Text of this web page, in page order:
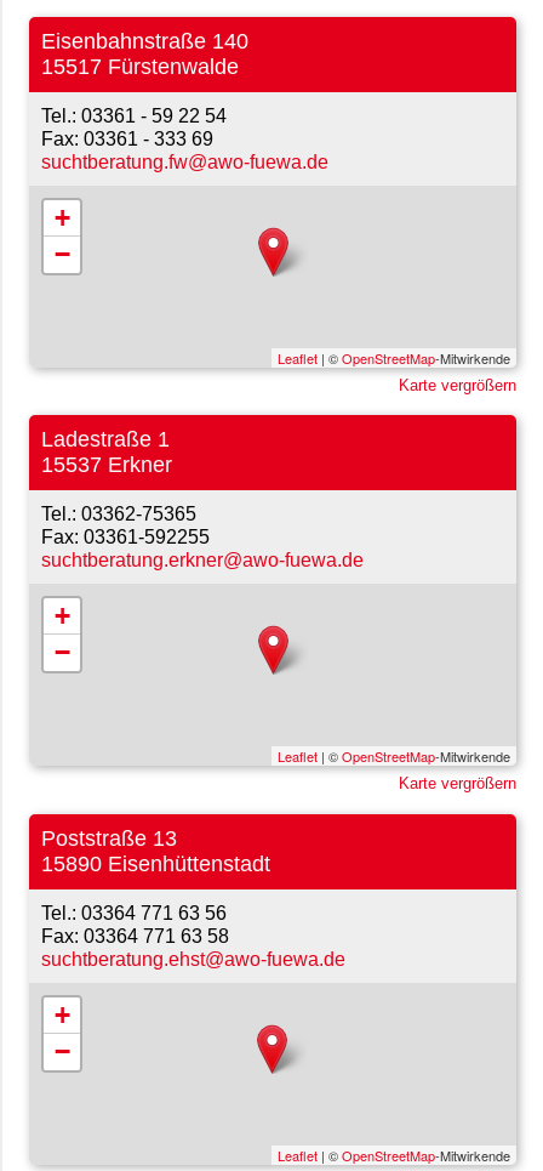
Eisenbahnstraße 140
15517 Fürstenwalde
03361 - 59 22 54
03361 - 333 69
suchtberatung.fw@awo-fuewa.de
+
−
Leaflet| ©OpenStreetMap-Mitwirkende
Karte vergrößern
Ladestraße 1
15537 Erkner
03362-75365
03361-592255
suchtberatung.erkner@awo-fuewa.de
+
−
Leaflet| ©OpenStreetMap-Mitwirkende
Karte vergrößern
Poststraße 13
15890 Eisenhüttenstadt
03364 771 63 56
03364 771 63 58
suchtberatung.ehst@awo-fuewa.de
+
−
Leaflet| ©OpenStreetMap-Mitwirkende